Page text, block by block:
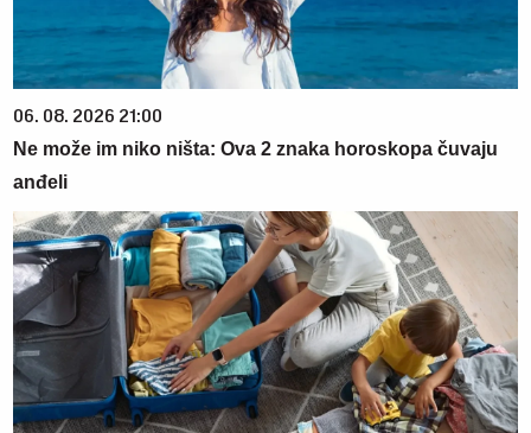
06. 08. 2026 21:00
Ne može im niko ništa: Ova 2 znaka horoskopa čuvaju
anđeli